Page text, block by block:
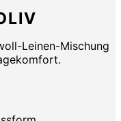
Leinen-Mischung